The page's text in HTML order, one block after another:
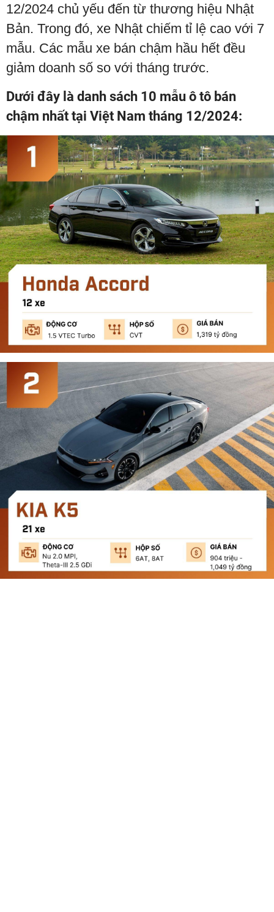
12/2024 chủ yếu đến từ thương hiệu Nhật
Bản. Trong đó, xe Nhật chiếm tỉ lệ cao với 7
mẫu. Các mẫu xe bán chậm hầu hết đều
giảm doanh số so với tháng trước.
Dưới đây là danh sách 10 mẫu ô tô bán
chậm nhất tại Việt Nam tháng 12/2024: